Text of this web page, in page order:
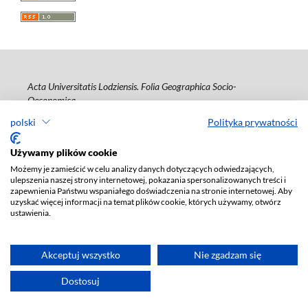
polski Polityka prywatności
Używamy plików cookie
Możemy je zamieścić w celu analizy danych dotyczących odwiedzających,
ulepszenia naszej strony internetowej, pokazania spersonalizowanych treści i
zapewnienia Państwu wspaniałego doświadczenia na stronie internetowej. Aby
uzyskać więcej informacji na temat plików cookie, których używamy, otwórz
ustawienia.
Akceptuj wszystko Nie zgadzam się
Dostosuj
Acta Universitatis Lodziensis. Folia Geographica Socio-
Oeconomica
ISSN: 1508-1117
Deklaracja dostępności